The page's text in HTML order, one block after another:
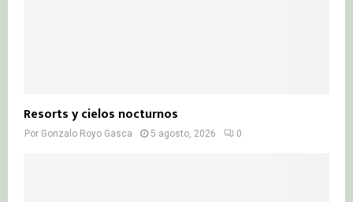
Resorts y cielos nocturnos
Por Gonzalo Royo Gasca 5 agosto, 2026 0